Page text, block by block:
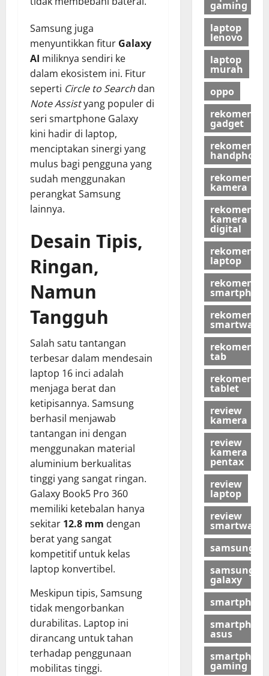
Samsung juga
menyuntikkan fitur Galaxy
AI miliknya sendiri ke
dalam ekosistem ini. Fitur
seperti Circle to Search dan
Note Assistyang populer di
seri smartphone Galaxy
kini hadir di laptop,
menciptakan sinergi yang
mulus bagi pengguna yang
sudah menggunakan
perangkat Samsung
lainnya.
Desain Tipis,
Ringan,
Namun
Tangguh
Salah satu tantangan
terbesar dalam mendesain
laptop 16 inci adalah
menjaga berat dan
ketipisannya. Samsung
berhasil menjawab
tantangan ini dengan
menggunakan material
aluminium berkualitas
tinggi yang sangat ringan.
Galaxy Book5 Pro 360
memiliki ketebalan hanya
sekitar 12.8 mm dengan
berat yang sangat
kompetitif untuk kelas
laptop konvertibel.
Meskipun tipis, Samsung
tidak mengorbankan
durabilitas. Laptop ini
dirancang untuk tahan
terhadap penggunaan
mobilitas tinggi.
gaming
laptop
lenovo
laptop
murah
oppo
gadget
handphone
kamera
kamera
digital
laptop
smartphone
smartwatch
tab
tablet
review
kamera
review
kamera
pentax
review
laptop
review
smartwatch
samsung
samsung
galaxy
smartphone
smartphone
asus
smartphone
gaming